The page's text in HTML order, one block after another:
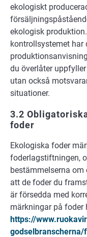
ekologiskt
ekologisk
kontrollsystemet
du överlåter
utan också
situationer.
3.2
foder
Ekologiska foder
foderlagstiftningen,
bestämmelserna
att de foder du
är försedda med
märkningar på foder
https://